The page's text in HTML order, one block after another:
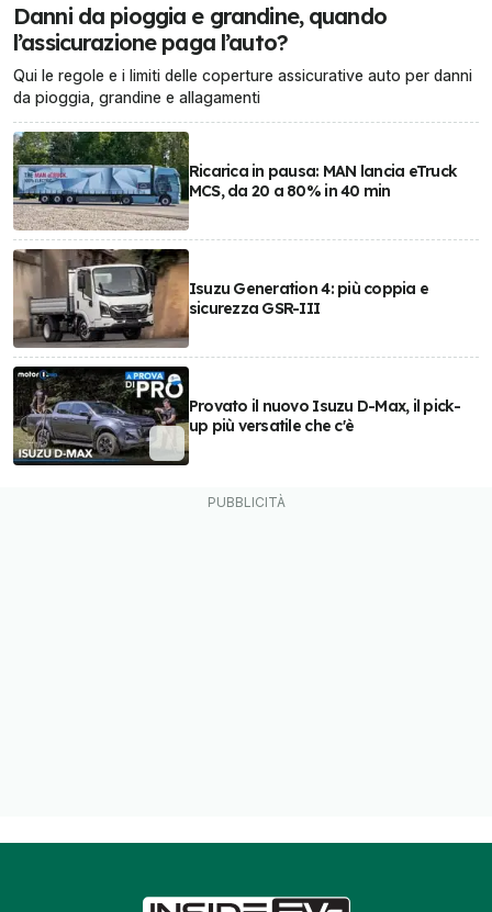
Danni da pioggia e grandine, quando
l’assicurazione paga l’auto?
Qui le regole e i limiti delle coperture assicurative auto per danni
da pioggia, grandine e allagamenti
Ricarica in pausa: MAN lancia eTruck
MCS, da 20 a 80% in 40 min
Isuzu Generation 4: più coppia e
sicurezza GSR-III
Provato il nuovo Isuzu D-Max, il pick-
up più versatile che c'è